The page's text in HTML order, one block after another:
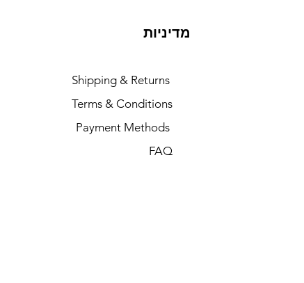
מדיניות
Shipping & Returns
Terms & Conditions
Payment Methods
FAQ